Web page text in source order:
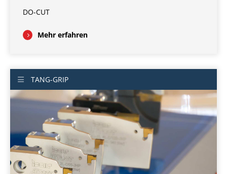
DO-CUT
Mehr erfahren
TANG-GRIP